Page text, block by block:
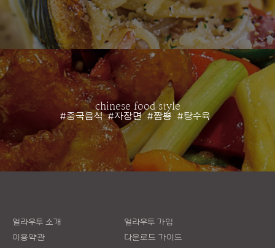
chinese food style
#중국음식 #자장면 #짬뽕 #탕수육
얼라우투 소개
이용약관
얼라우투 가입
다운로드 가이드